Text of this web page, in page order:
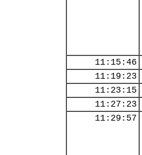
11:15:46
11:19:23
11:23:15
11:27:23
11:29:57